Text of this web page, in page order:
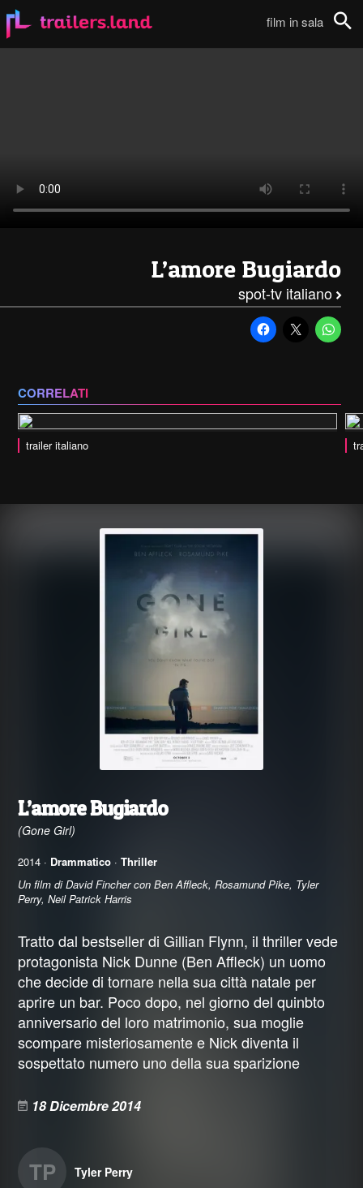
film in sala
L’amore Bugiardo
spot-tv italiano
CORRELATI
trailer italiano
L’amore Bugiardo
(Gone Girl)
2014 · Drammatico ·Thriller
Un film di David Fincher con Ben Affleck, Rosamund Pike, Tyler
Perry, Neil Patrick Harris
Tratto dal bestseller di Gillian Flynn, il thriller vede
protagonista Nick Dunne (Ben Affleck) un uomo
che decide di tornare nella sua città natale per
aprire un bar. Poco dopo, nel giorno del quinbto
anniversario del loro matrimonio, sua moglie
scompare misteriosamente e Nick diventa il
sospettato numero uno della sua sparizione
18 Dicembre 2014
TP Tyler Perry